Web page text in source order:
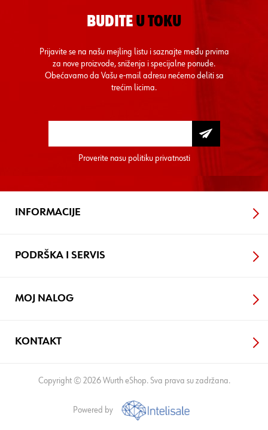
BUDITE U TOKU
Prijavite se na našu mejling listu i saznajte među prvima
za nove proizvode, sniženja i specijalne ponude.
Obećavamo da Vašu e-mail adresu nećemo deliti sa
trećim licima.
Proverite nasu politiku privatnosti
INFORMACIJE
PODRŠKA I SERVIS
MOJ NALOG
KONTAKT
Copyright © 2026 Wurth eShop. Sva prava su zadržana.
Powered by